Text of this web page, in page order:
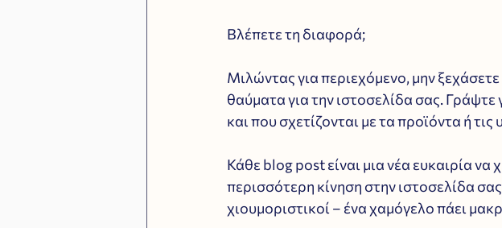
Βλέπετε τη διαφορά;
Μιλώντας για περιεχόμενο, μην ξεχάσετε
θαύματα για την ιστοσελίδα σας.
και που σχετίζονται με τα προϊόντα ή τις
Κάθε blog post είναι μια νέα ευκαιρία να
περισσότερη κίνηση στην ιστοσελίδα
χιουμοριστικοί – ένα χαμόγελο πάει